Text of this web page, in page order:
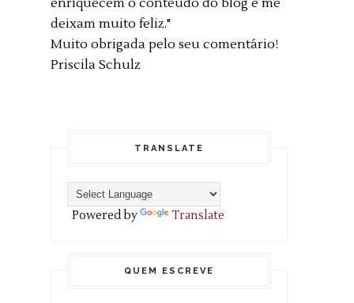
enriquecem o conteúdo do blog e me
deixam muito feliz."
Muito obrigada pelo seu comentário!
Priscila Schulz
TRANSLATE
Powered by Translate
QUEM ESCREVE